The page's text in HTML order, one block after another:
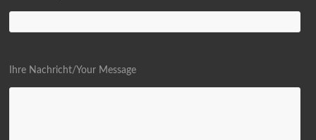
Ihre Nachricht/Your Message